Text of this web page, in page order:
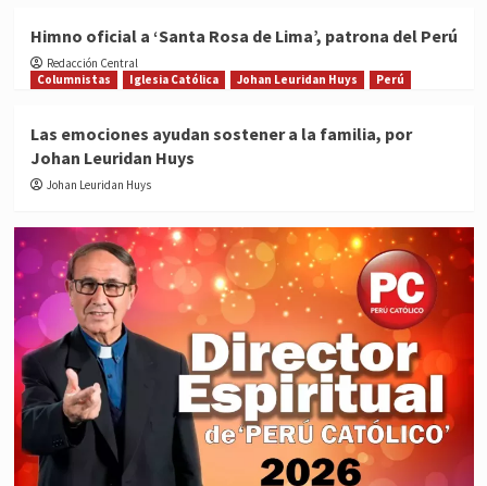
Himno oficial a ‘Santa Rosa de Lima’, patrona del Perú
Redacción Central
Columnistas
Iglesia Católica Johan Leuridan Huys Perú
Las emociones ayudan sostener a la familia, por
Johan Leuridan Huys
Johan Leuridan Huys